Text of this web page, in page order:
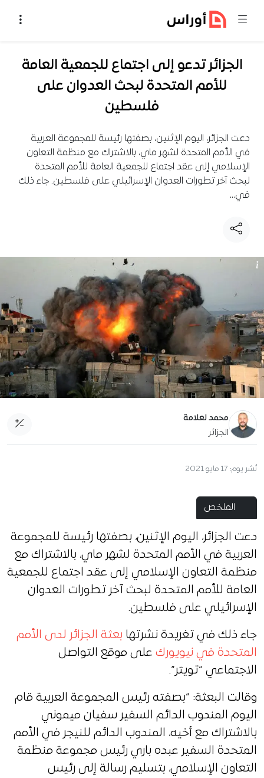
الجزائر تدعو إلى اجتماع للجمعية العامة
للأمم المتحدة لبحث العدوان على
فلسطين
دعت الجزائر، اليوم الإثنين، بصفتها رئيسة للمجموعة العربية
في الأمم المتحدة لشهر ماي، بالاشتراك مع منظمة التعاون
الإسلامي إلى عقد اجتماع للجمعية العامة للأمم المتحدة
لبحث آخر تطورات العدوان الإسرائيلي على فلسطين. جاء ذلك
في…
محمد لعلامة
الجزائر
نُشر يوم: 17 مايو 2021
الملخص
دعت الجزائر، اليوم الإثنين، بصفتها رئيسة للمجموعة
العربية في الأمم المتحدة لشهر ماي، بالاشتراك مع
منظمة التعاون الإسلامي إلى عقد اجتماع للجمعية
العامة للأمم المتحدة لبحث آخر تطورات العدوان
الإسرائيلي على فلسطين.
جاء ذلك في تغريدة نشرتها بعثة الجزائر لدى الأمم
المتحدة في نيويورك على موقع التواصل
الاجتماعي “تويتر”.
وقالت البعثة: “‏بصفته رئيس المجموعة العربية قام
اليوم المندوب الدائم السفير سفيان ميموني
بالاشتراك مع أخيه، المندوب الدائم للنيجر في الأمم
المتحدة السفير عبده باري رئيس مجموعة ‎منظمة
التعاون الإسلامي، بتسليم رسالة إلى رئيس